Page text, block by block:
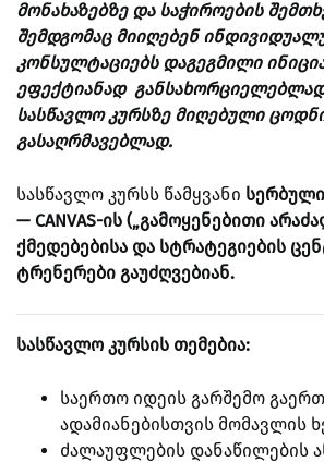
მონახაზებზე და საჭიროების
შემდგომაც მიიღებენ
კონსულტაციებს დაგეგმილი
ეფექტიანად
სასწავლო კურსზე მიღებული
გასაღრმავებლად.
სასწავლო კურსს წამყვანი
— CANVAS-ის („გამოყენებითი
ქმედებებისა და სტრატეგიების
ტრენერები გაუძღვებიან.
სასწავლო კურსის თემებია:
საერთო იდეის გარშემო
ადამიანებისთვის მომავლის
ძალაუფლების დანაწილების